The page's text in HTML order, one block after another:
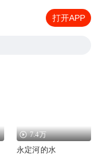
打开APP
7.4万
永定河的水